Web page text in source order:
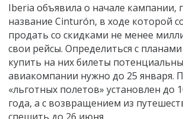
Iberia объявила о начале кампании,
название Cinturón, в ходе которой
продать со скидками не менее
свои рейсы. Определиться с
купить на них билеты
авиакомпании нужно до 25 января.
«льготных полетов» установлен до
года, а с возвращением из